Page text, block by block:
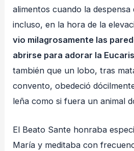
alimentos cuando la despensa
incluso, en la hora de la
vio milagrosamente las
abrirse para adorar la
también que un lobo, tras
convento, obedeció
leña como si fuera un animal
El Beato Sante honraba
María y meditaba con